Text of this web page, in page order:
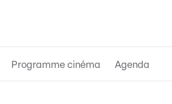
Programme cinéma Agenda